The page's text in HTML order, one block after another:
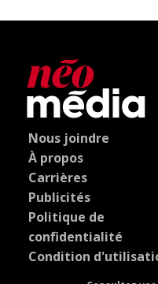
Nous joindre
À propos
Carrières
Publicités
Politique de
confidentialité
Condition